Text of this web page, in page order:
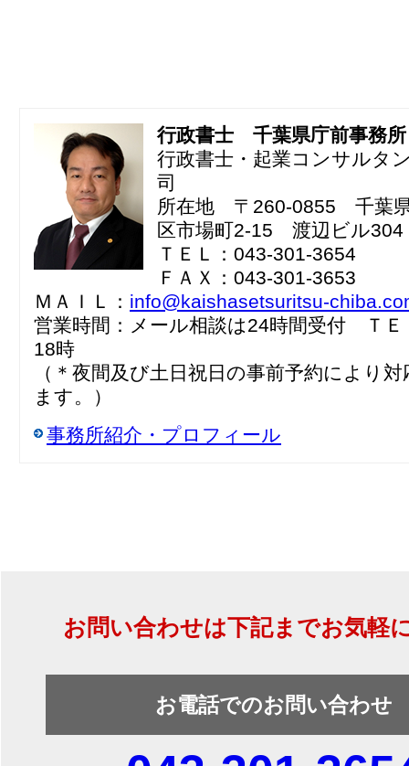
行政書士 千葉県庁前事務所
行政書士・起業コンサルタ
司
所在地 〒260-0855 千葉
区市場町2-15 渡辺ビル304
ＴＥＬ：043-301-3654
ＦＡＸ：043-301-3653
ＭＡＩＬ： info@kaishasetsuritsu-
営業時間：メール相談は24時間受付 ＴＥ
18時
（＊夜間及び土日祝日の事前予約により
ます。）
事務所紹介・プロフィール
お問い合わせは下記までお気軽
お電話でのお問い合わせ